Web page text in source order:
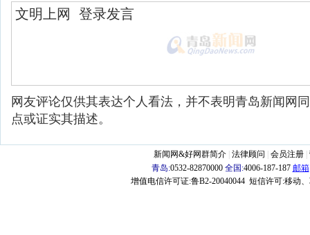
网友评论仅供其表达个人看法，并不表明青岛新闻网
点或证实其描述。